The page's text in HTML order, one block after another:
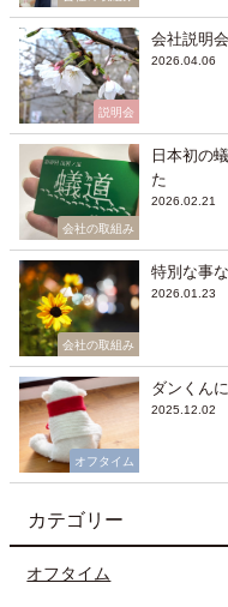
説明会
会社説明
2026.04.06
会社の取組み
日本初の
た
2026.02.21
会社の取組み
特別な事
2026.01.23
オフタイム
ダンくん
2025.12.02
カテゴリー
オフタイム